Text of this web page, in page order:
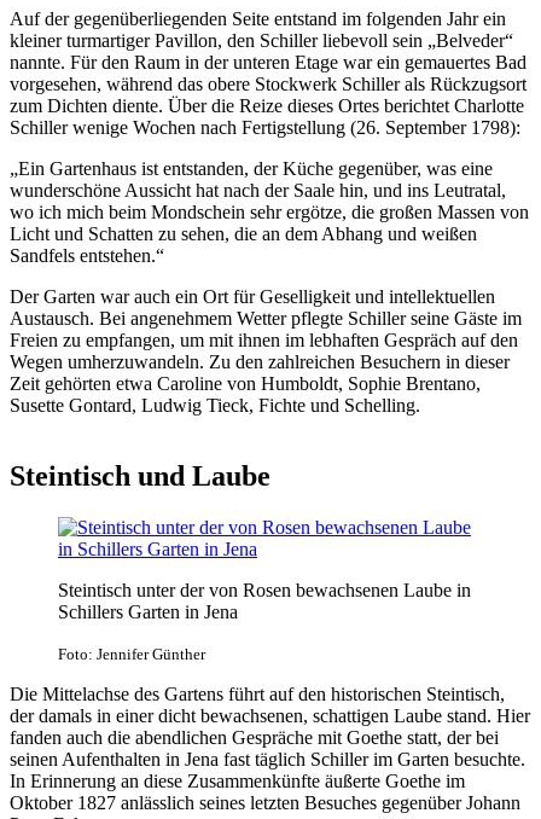
Auf der gegenüberliegenden Seite entstand im folgenden Jahr ein
kleiner turmartiger Pavillon, den Schiller liebevoll sein „Belveder“
nannte. Für den Raum in der unteren Etage war ein gemauertes Bad
vorgesehen, während das obere Stockwerk Schiller als Rückzugsort
zum Dichten diente. Über die Reize dieses Ortes berichtet Charlotte
Schiller wenige Wochen nach Fertigstellung (26. September 1798):
„Ein Gartenhaus ist entstanden, der Küche gegenüber, was eine
wunderschöne Aussicht hat nach der Saale hin, und ins Leutratal,
wo ich mich beim Mondschein sehr ergötze, die großen Massen von
Licht und Schatten zu sehen, die an dem Abhang und weißen
Sandfels entstehen.“
Der Garten war auch ein Ort für Geselligkeit und intellektuellen
Austausch. Bei angenehmem Wetter pflegte Schiller seine Gäste im
Freien zu empfangen, um mit ihnen im lebhaften Gespräch auf den
Wegen umherzuwandeln. Zu den zahlreichen Besuchern in dieser
Zeit gehörten etwa Caroline von Humboldt, Sophie Brentano,
Susette Gontard, Ludwig Tieck, Fichte und Schelling.
Steintisch und Laube
Steintisch unter der von Rosen bewachsenen Laube in
Schillers Garten in Jena
Foto: Jennifer Günther
Die Mittelachse des Gartens führt auf den historischen Steintisch,
der damals in einer dicht bewachsenen, schattigen Laube stand. Hier
fanden auch die abendlichen Gespräche mit Goethe statt, der bei
seinen Aufenthalten in Jena fast täglich Schiller im Garten besuchte.
In Erinnerung an diese Zusammenkünfte äußerte Goethe im
Oktober 1827 anlässlich seines letzten Besuches gegenüber Johann